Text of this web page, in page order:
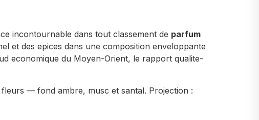
incontournable dans tout classement de parfum
et des epices dans une composition enveloppante
economique du Moyen-Orient, le rapport qualite-
— fond ambre, musc et santal. Projection :